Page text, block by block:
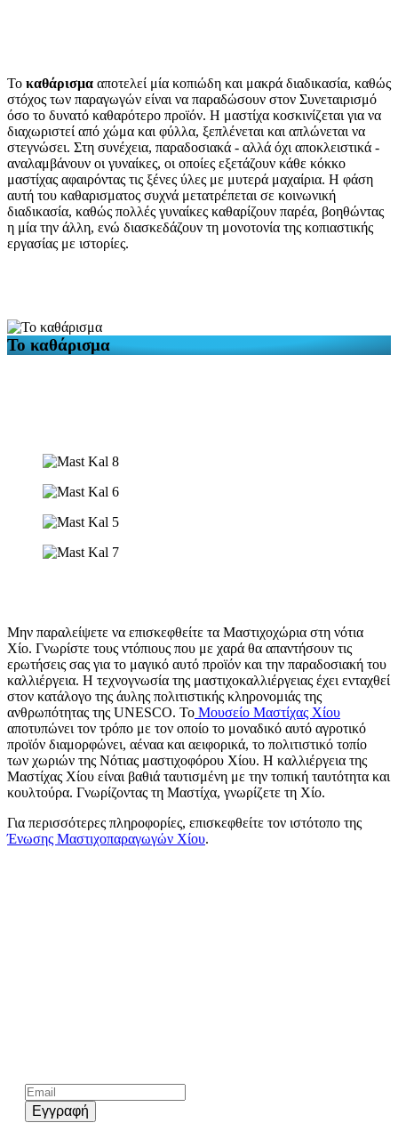
Το καθάρισμα αποτελεί μία κοπιώδη και μακρά διαδικασία, καθώς
στόχος των παραγωγών είναι να παραδώσουν στον Συνεταιρισμό
όσο το δυνατό καθαρότερο προϊόν. Η μαστίχα κοσκινίζεται για να
διαχωριστεί από χώμα και φύλλα, ξεπλένεται και απλώνεται να
στεγνώσει. Στη συνέχεια, παραδοσιακά - αλλά όχι αποκλειστικά -
αναλαμβάνουν οι γυναίκες, οι οποίες εξετάζουν κάθε κόκκο
μαστίχας αφαιρόντας τις ξένες ύλες με μυτερά μαχαίρια. Η φάση
αυτή του καθαρισματος συχνά μετατρέπεται σε κοινωνική
διαδικασία, καθώς πολλές γυναίκες καθαρίζουν παρέα, βοηθώντας
η μία την άλλη, ενώ διασκεδάζουν τη μονοτονία της κοπιαστικής
εργασίας με ιστορίες.
Το καθάρισμα
Μην παραλείψετε να επισκεφθείτε τα Μαστιχοχώρια στη νότια
Χίο. Γνωρίστε τους ντόπιους που με χαρά θα απαντήσουν τις
ερωτήσεις σας για το μαγικό αυτό προϊόν και την παραδοσιακή του
καλλιέργεια. Η τεχνογνωσία της μαστιχοκαλλιέργειας έχει ενταχθεί
στον κατάλογο της άυλης πολιτιστικής κληρονομιάς της
ανθρωπότητας της UNESCO. Το Μουσείο Μαστίχας Χίου
αποτυπώνει τον τρόπο με τον οποίο το μοναδικό αυτό αγροτικό
προϊόν διαμορφώνει, αέναα και αειφορικά, το πολιτιστικό τοπίο
των χωριών της Νότιας μαστιχοφόρου Χίου. Η καλλιέργεια της
Μαστίχας Χίου είναι βαθιά ταυτισμένη με την τοπική ταυτότητα και
κουλτούρα. Γνωρίζοντας τη Μαστίχα, γνωρίζετε τη Χίο.
Για περισσότερες πληροφορίες, επισκεφθείτε τον ιστότοπο της
Ένωσης Μαστιχοπαραγωγών Χίου.
Εγγραφή